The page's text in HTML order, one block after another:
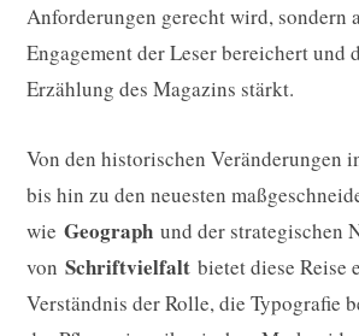
Anforderungen gerecht wird, sondern
Engagement der Leser bereichert und
Erzählung des Magazins stärkt.
Von den historischen Veränderungen
bis hin zu den neuesten
wie Geograph und der strategischen
von Schriftvielfalt bietet diese Reise
Verständnis der Rolle, die Typografie